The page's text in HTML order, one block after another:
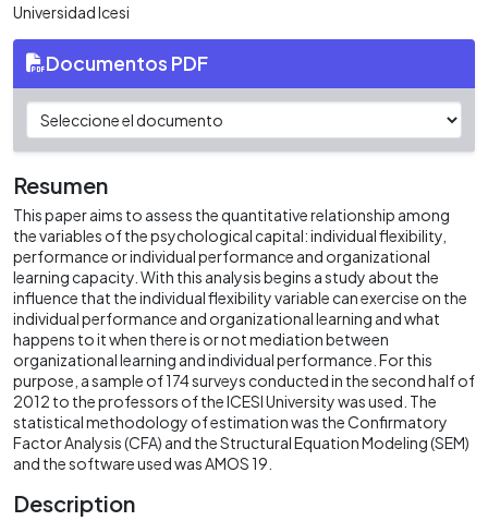
Universidad Icesi
Documentos PDF
Resumen
This paper aims to assess the quantitative relationship among
the variables of the psychological capital: individual flexibility,
performance or individual performance and organizational
learning capacity. With this analysis begins a study about the
influence that the individual flexibility variable can exercise on the
individual performance and organizational learning and what
happens to it when there is or not mediation between
organizational learning and individual performance. For this
purpose, a sample of 174 surveys conducted in the second half of
2012 to the professors of the ICESI University was used. The
statistical methodology of estimation was the Confirmatory
Factor Analysis (CFA) and the Structural Equation Modeling (SEM)
and the software used was AMOS 19.
Description